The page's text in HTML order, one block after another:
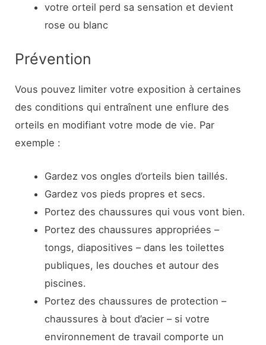
votre orteil perd sa sensation et devient
rose ou blanc
Prévention
Vous pouvez limiter votre exposition à certaines
des conditions qui entraînent une enflure des
orteils en modifiant votre mode de vie. Par
exemple :
Gardez vos ongles d’orteils bien taillés.
Gardez vos pieds propres et secs.
Portez des chaussures qui vous vont bien.
Portez des chaussures appropriées –
tongs, diapositives – dans les toilettes
publiques, les douches et autour des
piscines.
Portez des chaussures de protection –
chaussures à bout d’acier – si votre
environnement de travail comporte un